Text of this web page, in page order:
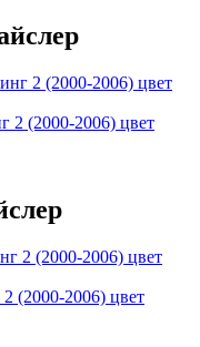
2 (2000-2006) цвет
(2000-2006) цвет